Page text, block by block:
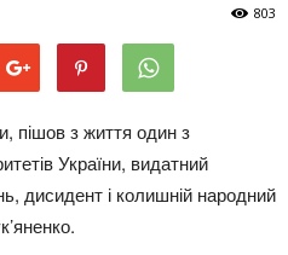
803
пішов з життя один з
України, видатний
дисидент і колишній народний